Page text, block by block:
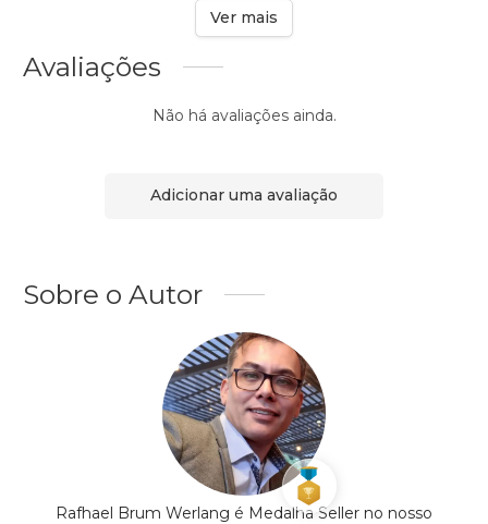
Ver mais
Avaliações
Não há avaliações ainda.
Adicionar uma avaliação
Sobre o Autor
Rafhael Brum Werlang é Medalha Seller no nosso